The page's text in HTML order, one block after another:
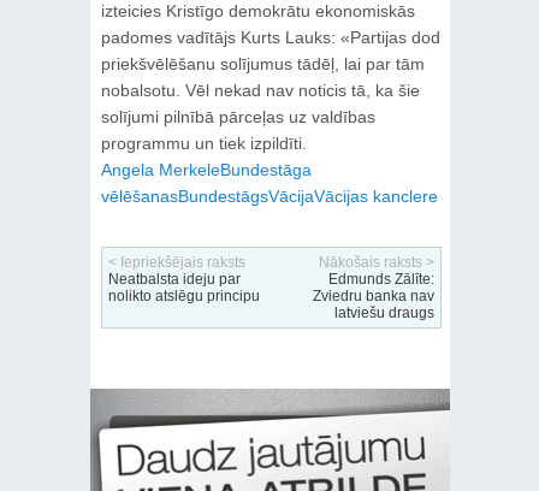
izteicies Kristīgo demokrātu ekonomiskās
padomes vadītājs Kurts Lauks: «Partijas dod
priekšvēlēšanu solījumus tādēļ, lai par tām
nobalsotu. Vēl nekad nav noticis tā, ka šie
solījumi pilnībā pārceļas uz valdības
programmu un tiek izpildīti.
Angela MerkeleBundestāga
vēlēšanasBundestāgsVācijaVācijas kanclere
< Iepriekšējais raksts
Neatbalsta ideju par
nolikto atslēgu principu
Nākošais raksts >
Edmunds Zālīte:
Zviedru banka nav
latviešu draugs